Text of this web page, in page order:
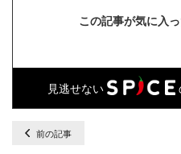
この記事が気に入
見逃せない
前の記事